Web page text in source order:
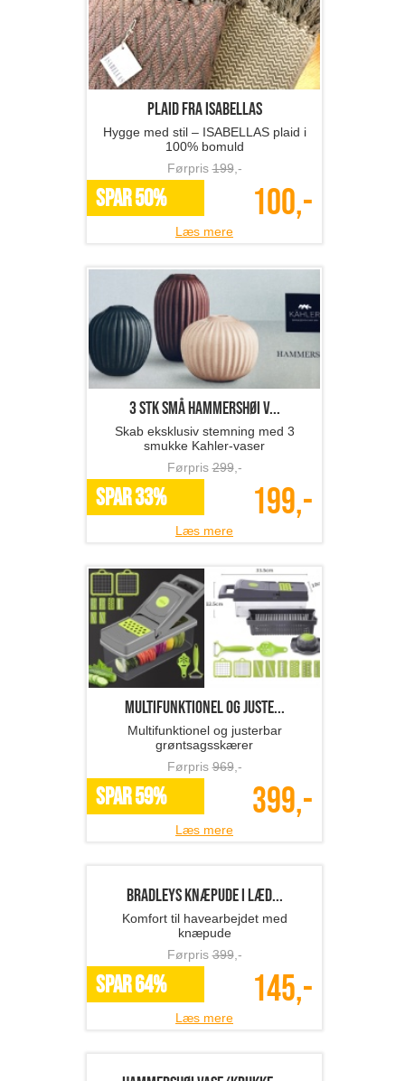
Plaid fra ISABELLAS
Hygge med stil – ISABELLAS plaid i
100% bomuld
Førpris199,-
SPAR 50% 100,-
Læs mere
3 stk små Hammershøi v...
Skab eksklusiv stemning med 3
smukke Kahler-vaser
Førpris299,-
SPAR 33% 199,-
Læs mere
Multifunktionel og juste...
Multifunktionel og justerbar
grøntsagsskærer
Førpris969,-
SPAR 59% 399,-
Læs mere
BRADLEYS knæpude i læd...